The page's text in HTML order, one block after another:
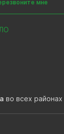
мне
во всех